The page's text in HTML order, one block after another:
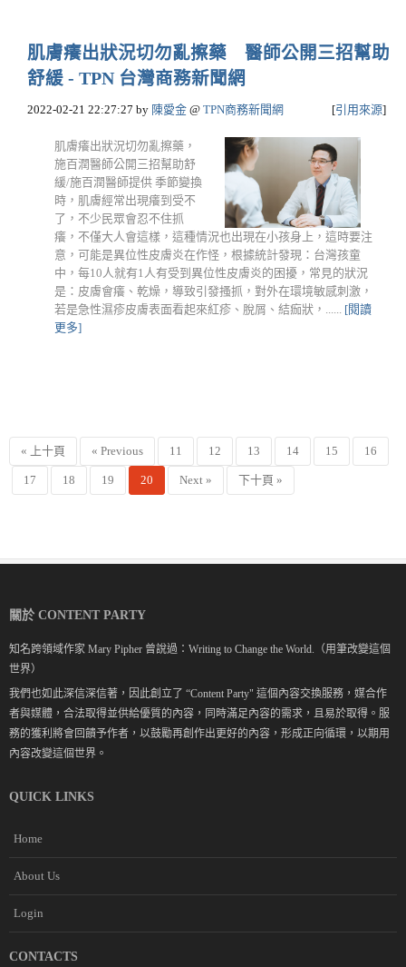
肌膚癢出狀況切勿亂擦藥 醫師公開三招幫助
舒緩 - TPN 台灣商務新聞網
2022-02-21 22:27:27 by 陳愛金 @ TPN商務新聞網 [引用來源]
肌膚癢出狀況切勿亂擦藥，
施百潤醫師公開三招幫助舒
緩/施百潤醫師提供 季節變換
時，肌膚經常出現癢到受不
了，不少民眾會忍不住抓
癢，不僅大人會這樣，這種情況也出現在小孩身上，這時要注
意，可能是異位性皮膚炎在作怪，根據統計發現：台灣孩童
中，每10人就有1人有受到異位性皮膚炎的困擾，常見的狀況
是：皮膚會癢、乾燥，導致引發搔抓，對外在環境敏感刺激，
若是急性濕疹皮膚表面看起來紅疹、脫屑、結痂狀，...... [閱讀
更多]
« 上十頁 « Previous 11 12 13 14 15 16
17 18 19 20 Next » 下十頁 »
關於 CONTENT PARTY
知名跨領域作家 Mary Pipher 曾說過：Writing to Change the World.（用筆改變這個
世界）
我們也如此深信深信著，因此創立了 “Content Party" 這個內容交換服務，媒合作
者與媒體，合法取得並供給優質的內容，同時滿足內容的需求，且易於取得。服
務的獲利將會回饋予作者，以鼓勵再創作出更好的內容，形成正向循環，以期用
內容改變這個世界。
QUICK LINKS
Home
About Us
Login
CONTACTS